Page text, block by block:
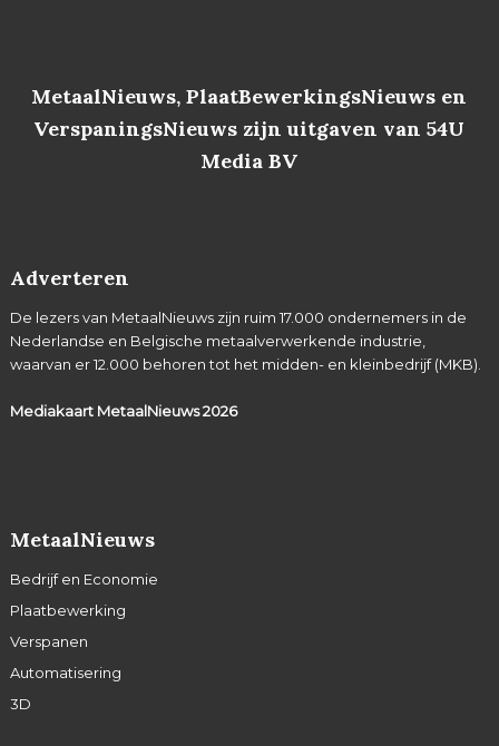
MetaalNieuws, PlaatBewerkingsNieuws en
VerspaningsNieuws zijn uitgaven van 54U
Media BV
Adverteren
De lezers van MetaalNieuws zijn ruim 17.000 ondernemers in de
Nederlandse en Belgische metaalverwerkende industrie,
waarvan er 12.000 behoren tot het midden- en kleinbedrijf (MKB).
Mediakaart MetaalNieuws2026
MetaalNieuws
Bedrijf en Economie
Plaatbewerking
Verspanen
Automatisering
3D